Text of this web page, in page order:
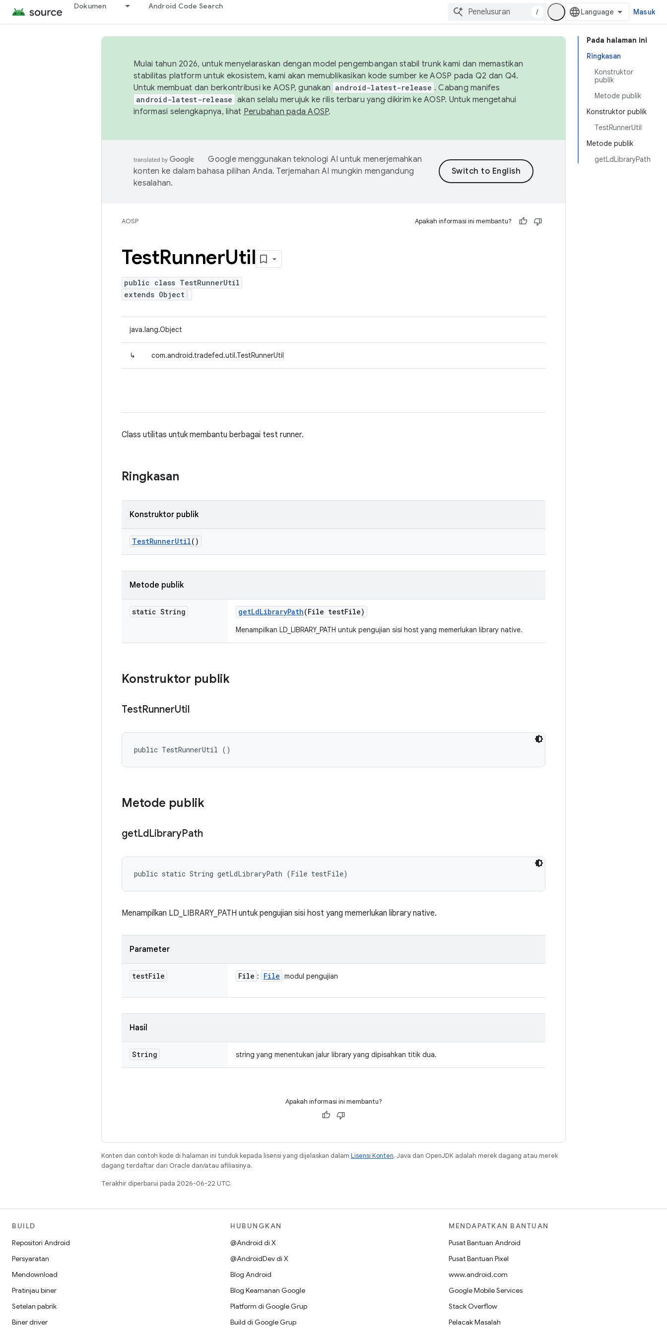
Dokumen Android Code Search
/ Masuk
Pada halaman ini
Ringkasan
Konstruktor
publik
Metode publik
Konstruktor publik
TestRunnerUtil
Metode publik
getLdLibraryPath
Mulai tahun 2026, untuk menyelaraskan dengan model pengembangan stabil trunk kami dan memastikan
stabilitas platform untuk ekosistem, kami akan memublikasikan kode sumber ke AOSP pada Q2 dan Q4.
Untuk membuat dan berkontribusi ke AOSP, gunakan android-latest-release . Cabang manifes
android-latest-release akan selalu merujuk ke rilis terbaru yang dikirim ke AOSP. Untuk mengetahui
informasi selengkapnya, lihat Perubahan pada AOSP.
Google menggunakan teknologi AI untuk menerjemahkan
konten ke dalam bahasa pilihan Anda. Terjemahan AI mungkin mengandung
kesalahan.
AOSP Apakah informasi ini membantu?
TestRunnerUtil
public class TestRunnerUtil
extends Object
java.lang.Object
↳ com.android.tradefed.util.TestRunnerUtil
Class utilitas untuk membantu berbagai test runner.
Ringkasan
Konstruktor publik
TestRunnerUtil()
Metode publik
static String getLdLibraryPath(File testFile)
Menampilkan LD_LIBRARY_PATH untuk pengujian sisi host yang memerlukan library native.
Konstruktor publik
TestRunnerUtil
public TestRunnerUtil ()
Metode publik
getLdLibraryPath
public static String getLdLibraryPath (File testFile)
Menampilkan LD_LIBRARY_PATH untuk pengujian sisi host yang memerlukan library native.
Parameter
testFile File : File modul pengujian
Hasil
String string yang menentukan jalur library yang dipisahkan titik dua.
Apakah informasi ini membantu?
Konten dan contoh kode di halaman ini tunduk kepada lisensi yang dijelaskan dalam Lisensi Konten. Java dan OpenJDK adalah merek dagang atau merek
dagang terdaftar dari Oracle dan/atau afiliasinya.
Terakhir diperbarui pada 2026-06-22 UTC.
BUILD
Repositori Android
Persyaratan
Mendownload
Pratinjau biner
Setelan pabrik
Biner driver
HUBUNGKAN
@Android di X
@AndroidDev di X
Blog Android
Blog Keamanan Google
Platform di Google Grup
Build di Google Grup
MENDAPATKAN BANTUAN
Pusat Bantuan Android
Pusat Bantuan Pixel
www.android.com
Google Mobile Services
Stack Overflow
Pelacak Masalah